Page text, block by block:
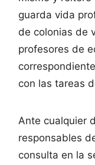
guarda vida
de colonias de
profesores de
con las tareas
Ante cualquier
responsables
consulta en la